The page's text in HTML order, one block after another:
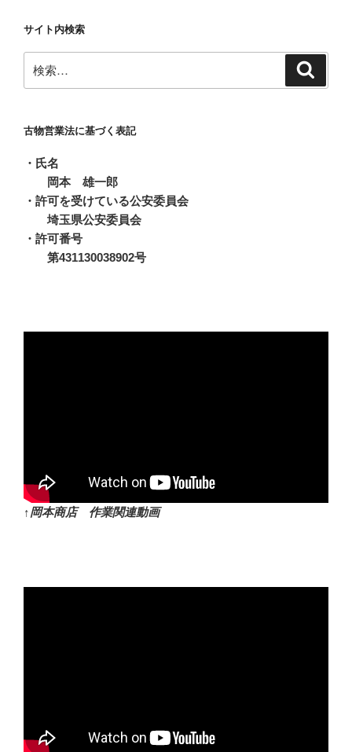
カ
イ
ブ
サイト内検索
索:
古物営業法に基づく表記
・氏名
岡本 雄一郎
・許可を受けている公安委員会
埼玉県公安委員会
・許可番号
第431130038902号
↑岡本商店 作業関連動画